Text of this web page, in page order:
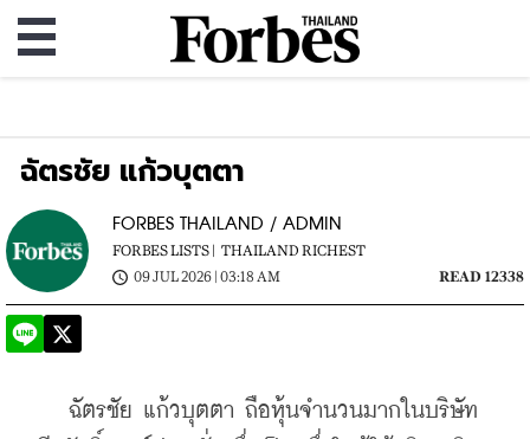
ฉัตรชัย แก้วบุตตา
FORBES THAILAND / ADMIN
FORBES LISTS |
THAILAND RICHEST
09 JUL 2026 | 03:18 AM
READ 12338
ฉัตรชัย แก้วบุตตา ถือหุ้นจำนวนมากในบริษัท